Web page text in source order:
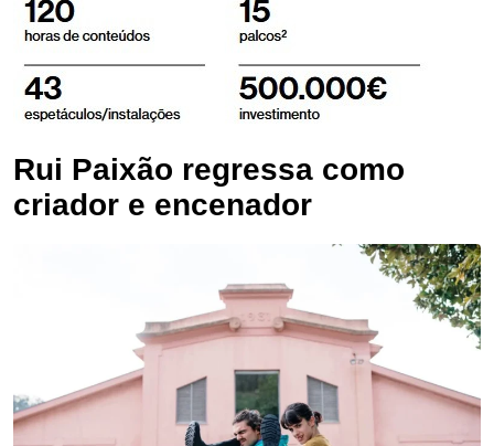
Rui Paixão regressa como
criador e encenador